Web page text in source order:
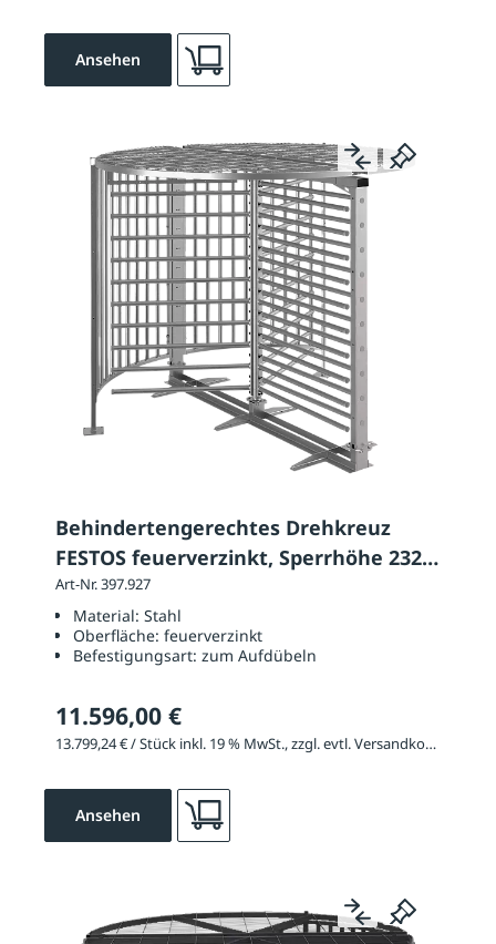
Ansehen
Behindertengerechtes Drehkreuz
FESTOS feuerverzinkt, Sperrhöhe 2320
mm
Art-Nr. 397.927
Material: Stahl
Oberfläche: feuerverzinkt
Befestigungsart: zum Aufdübeln
11.596,00 €
13.799,24 € / Stück inkl. 19 % MwSt., zzgl. evtl. Versandkosten
Ansehen